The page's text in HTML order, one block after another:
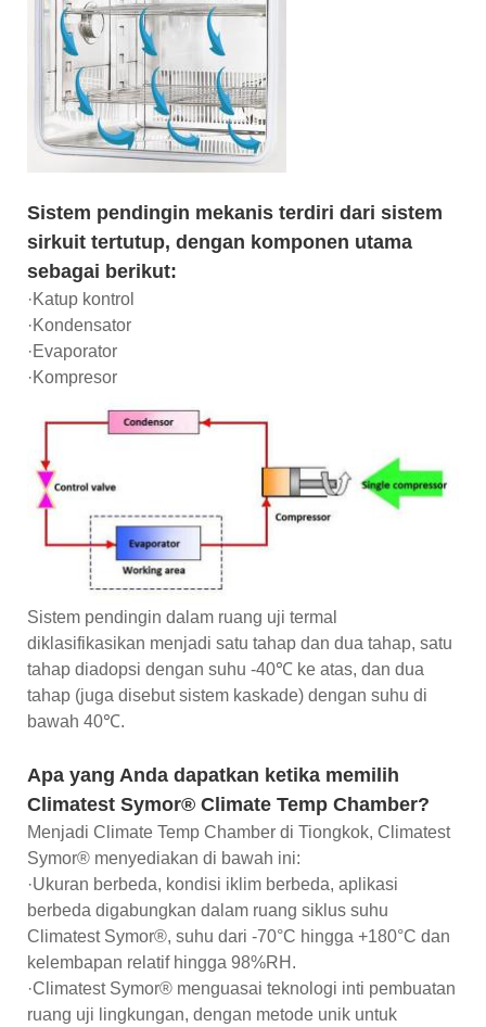
Sistem pendingin mekanis terdiri dari sistem
sirkuit tertutup, dengan komponen utama
sebagai berikut:
·Katup kontrol
·Kondensator
·Evaporator
·Kompresor
Sistem pendingin dalam ruang uji termal
diklasifikasikan menjadi satu tahap dan dua tahap, satu
tahap diadopsi dengan suhu -40℃ ke atas, dan dua
tahap (juga disebut sistem kaskade) dengan suhu di
bawah 40℃.
Apa yang Anda dapatkan ketika memilih
Climatest Symor® Climate Temp Chamber?
Menjadi Climate Temp Chamber di Tiongkok, Climatest
Symor® menyediakan di bawah ini:
·Ukuran berbeda, kondisi iklim berbeda, aplikasi
berbeda digabungkan dalam ruang siklus suhu
Climatest Symor®, suhu dari -70°C hingga +180°C dan
kelembapan relatif hingga 98%RH.
·Climatest Symor® menguasai teknologi inti pembuatan
ruang uji lingkungan, dengan metode unik untuk